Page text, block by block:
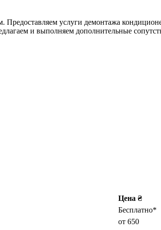
Предоставляем услуги демонтажа
и выполняем дополнительные
Цена ₴
Бесплатно*
от 650